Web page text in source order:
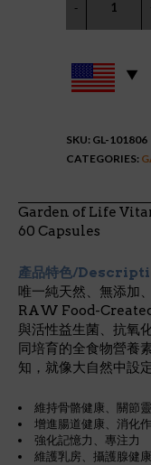
SKU: GL-101806
CATEGORIES:
Garden of Life
60 Capsules
產品特色/
唯一純天然、無添加
RAW Food-
與活性益生菌、抗氧
同培育的全食物營養
知，就像大自然中設
維持骨骼健康、關節
增進腸道健康、消化
強化記憶力、專注力
維護乳房、攝護腺健康